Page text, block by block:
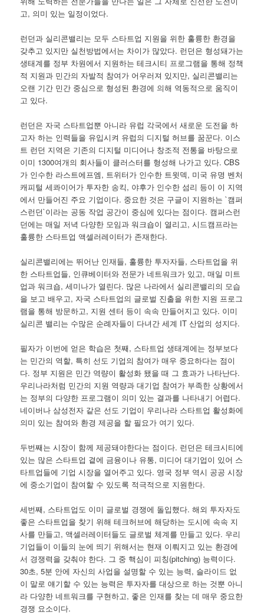
고, 의미 있는 일정이었다.
런던과 실리콘밸리는 모두 스타트업 지원을 위한 훌륭한 환경을
갖추고 있지만 실천방법에서는 차이가 많았다. 런던은 형성돼가는
생태계를 정부 차원에서 지원하는 테크시티 프로그램을 통해 정책
적 지원과 민간의 자발적 참여가 어우러져 있지만, 실리콘밸리는
오랜 기간 민간 중심으로 형성된 환경에 의해 역동적으로 움직이
고 있다.
런던은 자국 스타트업뿐 아니라 유럽 각국에서 새로운 도전을 하
고자 하는 인력들을 유입시켜 유럽의 디지털 허브를 꿈꾼다. 이스
트 런던 지역은 기존의 디지털 미디어나 창조적 전통을 바탕으로
이미 1300여개의 회사들이 클러스터를 형성해 나가고 있다. CBS
가 인수한 라스트에프엠, 트위터가 인수한 트윗덱, 미국 유명 벤처
캐피털 세콰이어가 투자한 송킥, 야후가 인수한 섬리 등이 이 지역
에서 만들어진 주요 기업이다. 중요한 것은 구글이 지원하는 `캠퍼
스런던`이라는 공동 작업 공간이 중심에 있다는 점이다. 캠퍼스런
던에는 매일 저녁 다양한 모임과 워크숍이 열리고, 시드캠프라는
훌륭한 스타트업 액셀러레이터가 존재한다.
실리콘밸리에는 뛰어난 인재들, 훌륭한 투자자들, 스타트업을 위
한 스타트업들, 인큐베이터와 전문가 네트워크가 있고, 매일 미트
업과 워크숍, 세미나가 열린다. 많은 나라에서 실리콘밸리의 모습
을 보고 배우고, 자국 스타트업의 글로벌 진출을 위한 지원 프로그
램을 통해 방문하고, 지원 센터 등이 속속 만들어지고 있다. 이미
실리콘 밸리는 수많은 순례자들이 다녀간 세계 IT 산업의 성지다.
필자가 이번에 얻은 학습은 첫째, 스타트업 생태계에는 정부보다
는 민간의 역할, 특히 선도 기업의 참여가 매우 중요하다는 점이
다. 정부 지원은 민간 역량이 활성화 됐을 때 그 효과가 나타난다.
우리나라처럼 민간의 지원 역량과 대기업 참여가 부족한 상황에서
는 정부의 다양한 프로그램이 의미 있는 결과를 나타내기 어렵다.
네이버나 삼성전자 같은 선도 기업이 우리나라 스타트업 활성화에
의미 있는 참여와 환경 제공을 할 필요가 여기 있다.
두번째는 시장이 함께 제공돼야한다는 점이다. 런던은 테크시티에
있는 많은 스타트업 곁에 금융이나 유통, 미디어 대기업이 있어 스
타트업들에 기업 시장을 열어주고 있다. 영국 정부 역시 공공 시장
에 중소기업이 참여할 수 있도록 적극적으로 지원한다.
세번째, 스타트업도 이미 글로벌 경쟁에 돌입했다. 해외 투자자도
좋은 스타트업을 찾기 위해 테크허브에 해당하는 도시에 속속 지
사를 만들고, 액셀러레이터들도 글로벌 체계를 만들고 있다. 우리
기업들이 이들의 눈에 띄기 위해서는 현재 이뤄지고 있는 환경에
서 경쟁력을 갖춰야 한다. 그 중 핵심이 피칭(pitching) 능력이다.
30초, 5분 안에 자신의 사업을 설명할 수 있는 능력, 슬라이드 없
이 말로 얘기할 수 있는 능력은 투자자를 대상으로 하는 것뿐 아니
라 다양한 네트워크를 구현하고, 좋은 인재를 찾는 데 매우 중요한
경쟁 요소이다.